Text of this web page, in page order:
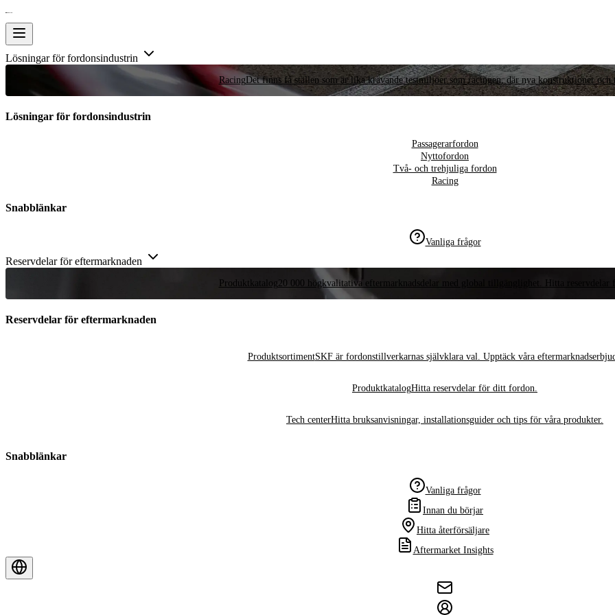
Lösningar för fordonsindustrin
RacingDet finns få ställen som är lika krävande testmiljöer som racingen, där nya konstruktioner och
Lösningar för fordonsindustrin
Passagerarfordon
Nyttofordon
Två- och trehjuliga fordon
Racing
Snabblänkar
Vanliga frågor
Reservdelar för eftermarknaden
Produktkatalog20 000 högkvalitativa eftermarknadsdelar med global tillgänglighet. Hitta reservdelar
Reservdelar för eftermarknaden
ProduktsortimentSKF är fordonstillverkarnas självklara val. Upptäck våra
ProduktkatalogHitta reservdelar för ditt fordon.
Tech centerHitta bruksanvisningar, installationsguider och tips för våra produkter.
Snabblänkar
Vanliga frågor
Innan du börjar
Hitta återförsäljare
Aftermarket Insights